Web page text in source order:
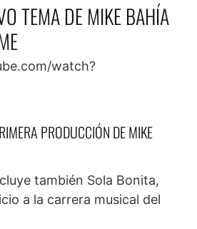
TEMA DE MIKE BAHÍA
watch?
PRODUCCIÓN DE MIKE
también Sola Bonita,
a la carrera musical del